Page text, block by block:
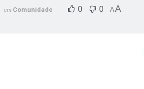
em Comunidade 0 0 AA